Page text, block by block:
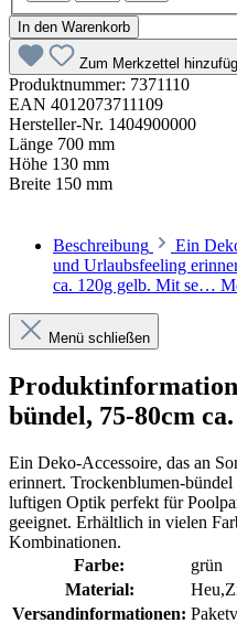
In den Warenkorb
Zum Merkzettel
Produktnummer: 7371110
EAN 4012073711109
Hersteller-Nr. 1404900000
Länge 700 mm
Höhe 130 mm
Breite 150 mm
Beschreibung
Ein
und Urlaubsfeeling
ca. 120g gelb. Mit se…
Menü schließen
bündel, 75-80cm
Ein Deko-Accessoire, das an
erinnert. Trockenblumen-
luftigen Optik perfekt für
geeignet. Erhältlich in vielen
Kombinationen.
Farbe:
grün
Material:
Versandinformationen: